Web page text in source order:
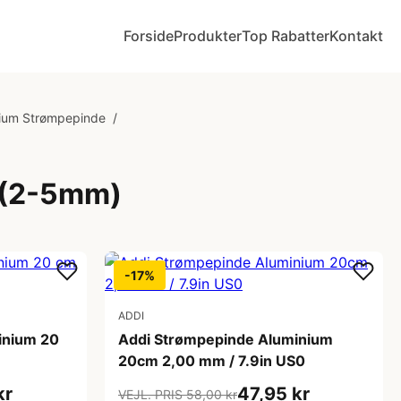
ForsideProdukterTop RabatterKontakt
Strømpepinde /
5mm)
20
-17%
ADDI
Addi Strømpepinde Aluminium
20cm 2,00 mm / 7.9in US0
VEJL. PRIS 58,00 kr47,95 kr